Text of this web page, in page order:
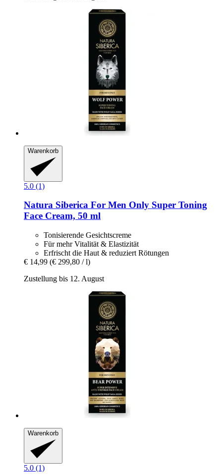
Warenkorb
5.0 (1)
Natura Siberica For Men Only Super Toning
Face Cream, 50 ml
Tonisierende Gesichtscreme
Für mehr Vitalität & Elastizität
Erfrischt die Haut & reduziert Rötungen
€ 14,99 (€ 299,80 / l)
Zustellung bis 12. August
Warenkorb
5.0 (1)